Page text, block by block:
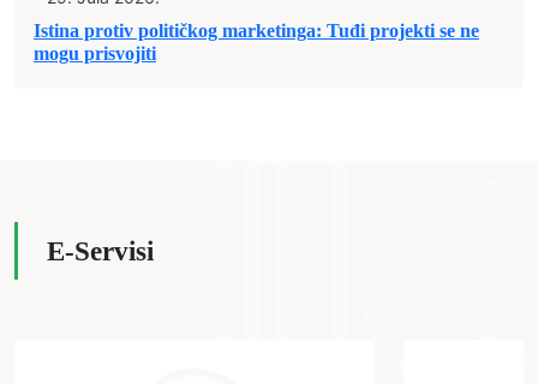
Istina protiv političkog marketinga: Tuđi projekti se ne
mogu prisvojiti
E-Servisi